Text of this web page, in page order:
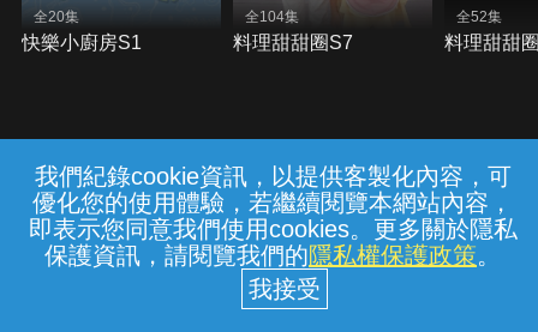
我們紀錄cookie資訊，以提供客製化內容，可
優化您的使用體驗，若繼續閱覽本網站內容，
即表示您同意我們使用cookies。更多關於隱私
保護資訊，請閱覽我們的隱私權保護政策。
全20集
快樂小廚房S1
全104集
料理甜甜圈S7
全52集
料理甜甜
常見問題 線上客服 服務條款 隱私權保護
中華電信股份有限公司個人家庭分公司
(統一編號：96979949) © 2026
{{notifyMsg}}